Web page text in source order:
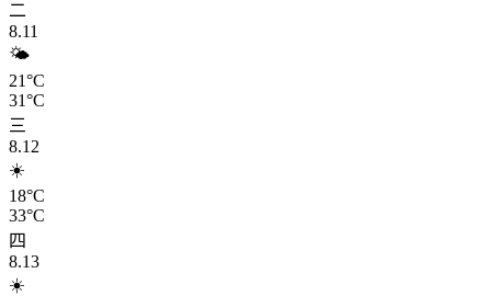
二
8.11
🌤️
21°C
31°C
三
8.12
☀️
18°C
33°C
四
8.13
☀️